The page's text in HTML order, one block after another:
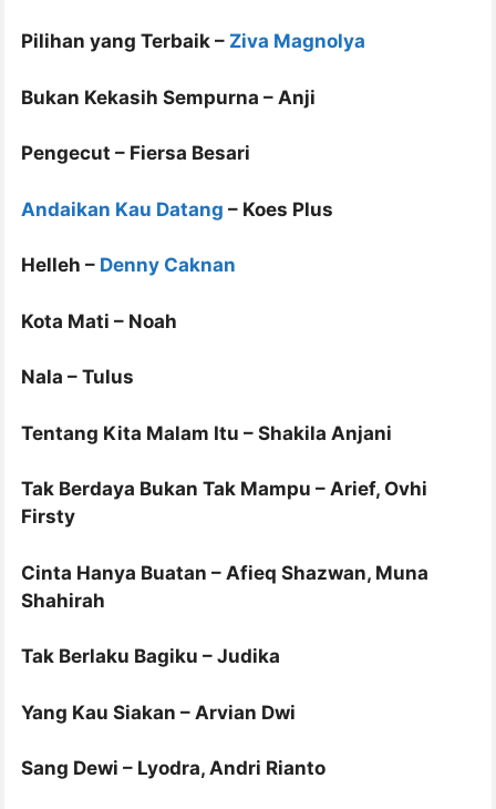
Pilihan yang Terbaik – Ziva Magnolya
Bukan Kekasih Sempurna – Anji
Pengecut – Fiersa Besari
Andaikan Kau Datang – Koes Plus
Helleh – Denny Caknan
Kota Mati – Noah
Nala – Tulus
Tentang Kita Malam Itu – Shakila Anjani
Tak Berdaya Bukan Tak Mampu – Arief, Ovhi
Firsty
Cinta Hanya Buatan – Afieq Shazwan, Muna
Shahirah
Tak Berlaku Bagiku – Judika
Yang Kau Siakan – Arvian Dwi
Sang Dewi – Lyodra, Andri Rianto